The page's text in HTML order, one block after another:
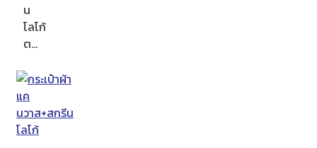
น
โลโก้
ต…